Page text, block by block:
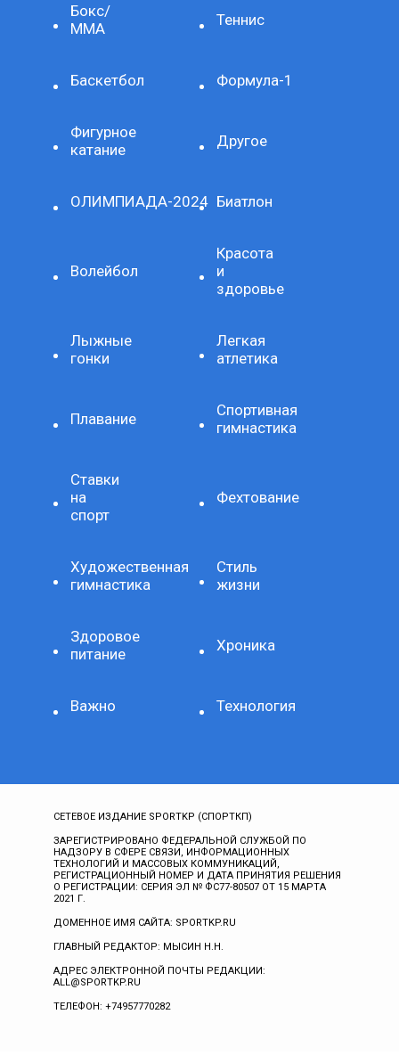
Бокс/
ММА
Теннис
Баскетбол Формула-1
Фигурное
катание
Другое
ОЛИМПИАДА-2024 Биатлон
Волейбол
Красота
и
здоровье
Лыжные
гонки
Легкая
атлетика
Плавание
Спортивная
гимнастика
Ставки
на
спорт
Фехтование
Художественная
гимнастика
Стиль
жизни
Здоровое
питание
Хроника
Важно Технология
СЕТЕВОЕ ИЗДАНИЕ SPORTKP (СПОРТКП)
ЗАРЕГИСТРИРОВАНО ФЕДЕРАЛЬНОЙ СЛУЖБОЙ ПО
НАДЗОРУ В СФЕРЕ СВЯЗИ, ИНФОРМАЦИОННЫХ
ТЕХНОЛОГИЙ И МАССОВЫХ КОММУНИКАЦИЙ,
РЕГИСТРАЦИОННЫЙ НОМЕР И ДАТА ПРИНЯТИЯ РЕШЕНИЯ
О РЕГИСТРАЦИИ: СЕРИЯ ЭЛ № ФС77-80507 ОТ 15 МАРТА
2021 Г.
ДОМЕННОЕ ИМЯ САЙТА: SPORTKP.RU
ГЛАВНЫЙ РЕДАКТОР: МЫСИН Н.Н.
АДРЕС ЭЛЕКТРОННОЙ ПОЧТЫ РЕДАКЦИИ:
ALL@SPORTKP.RU
ТЕЛЕФОН: +74957770282